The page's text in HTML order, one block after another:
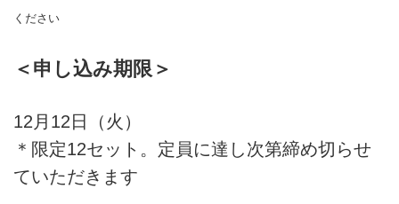
ください
＜申し込み期限＞
12月12日（火）
＊限定12セット。定員に達し次第締め切らせ
ていただきます